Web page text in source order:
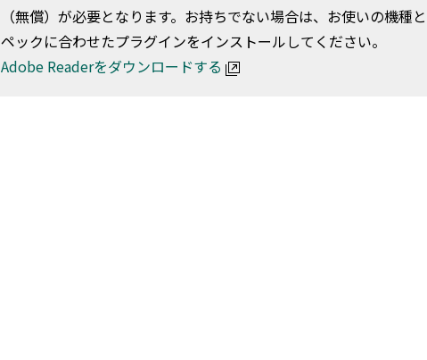
（無償）が必要となります。お持ちでない場合は、お使いの機種
ペックに合わせたプラグインをインストールしてください。
Adobe Readerをダウンロードする